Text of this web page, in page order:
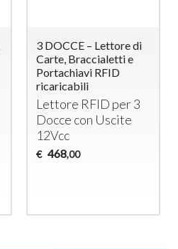
3 DOCCE – Lettore di
Carte, Braccialetti e
Portachiavi RFID
ricaricabili
Lettore RFID per 3
Docce con Uscite
12Vcc
€ 468,00